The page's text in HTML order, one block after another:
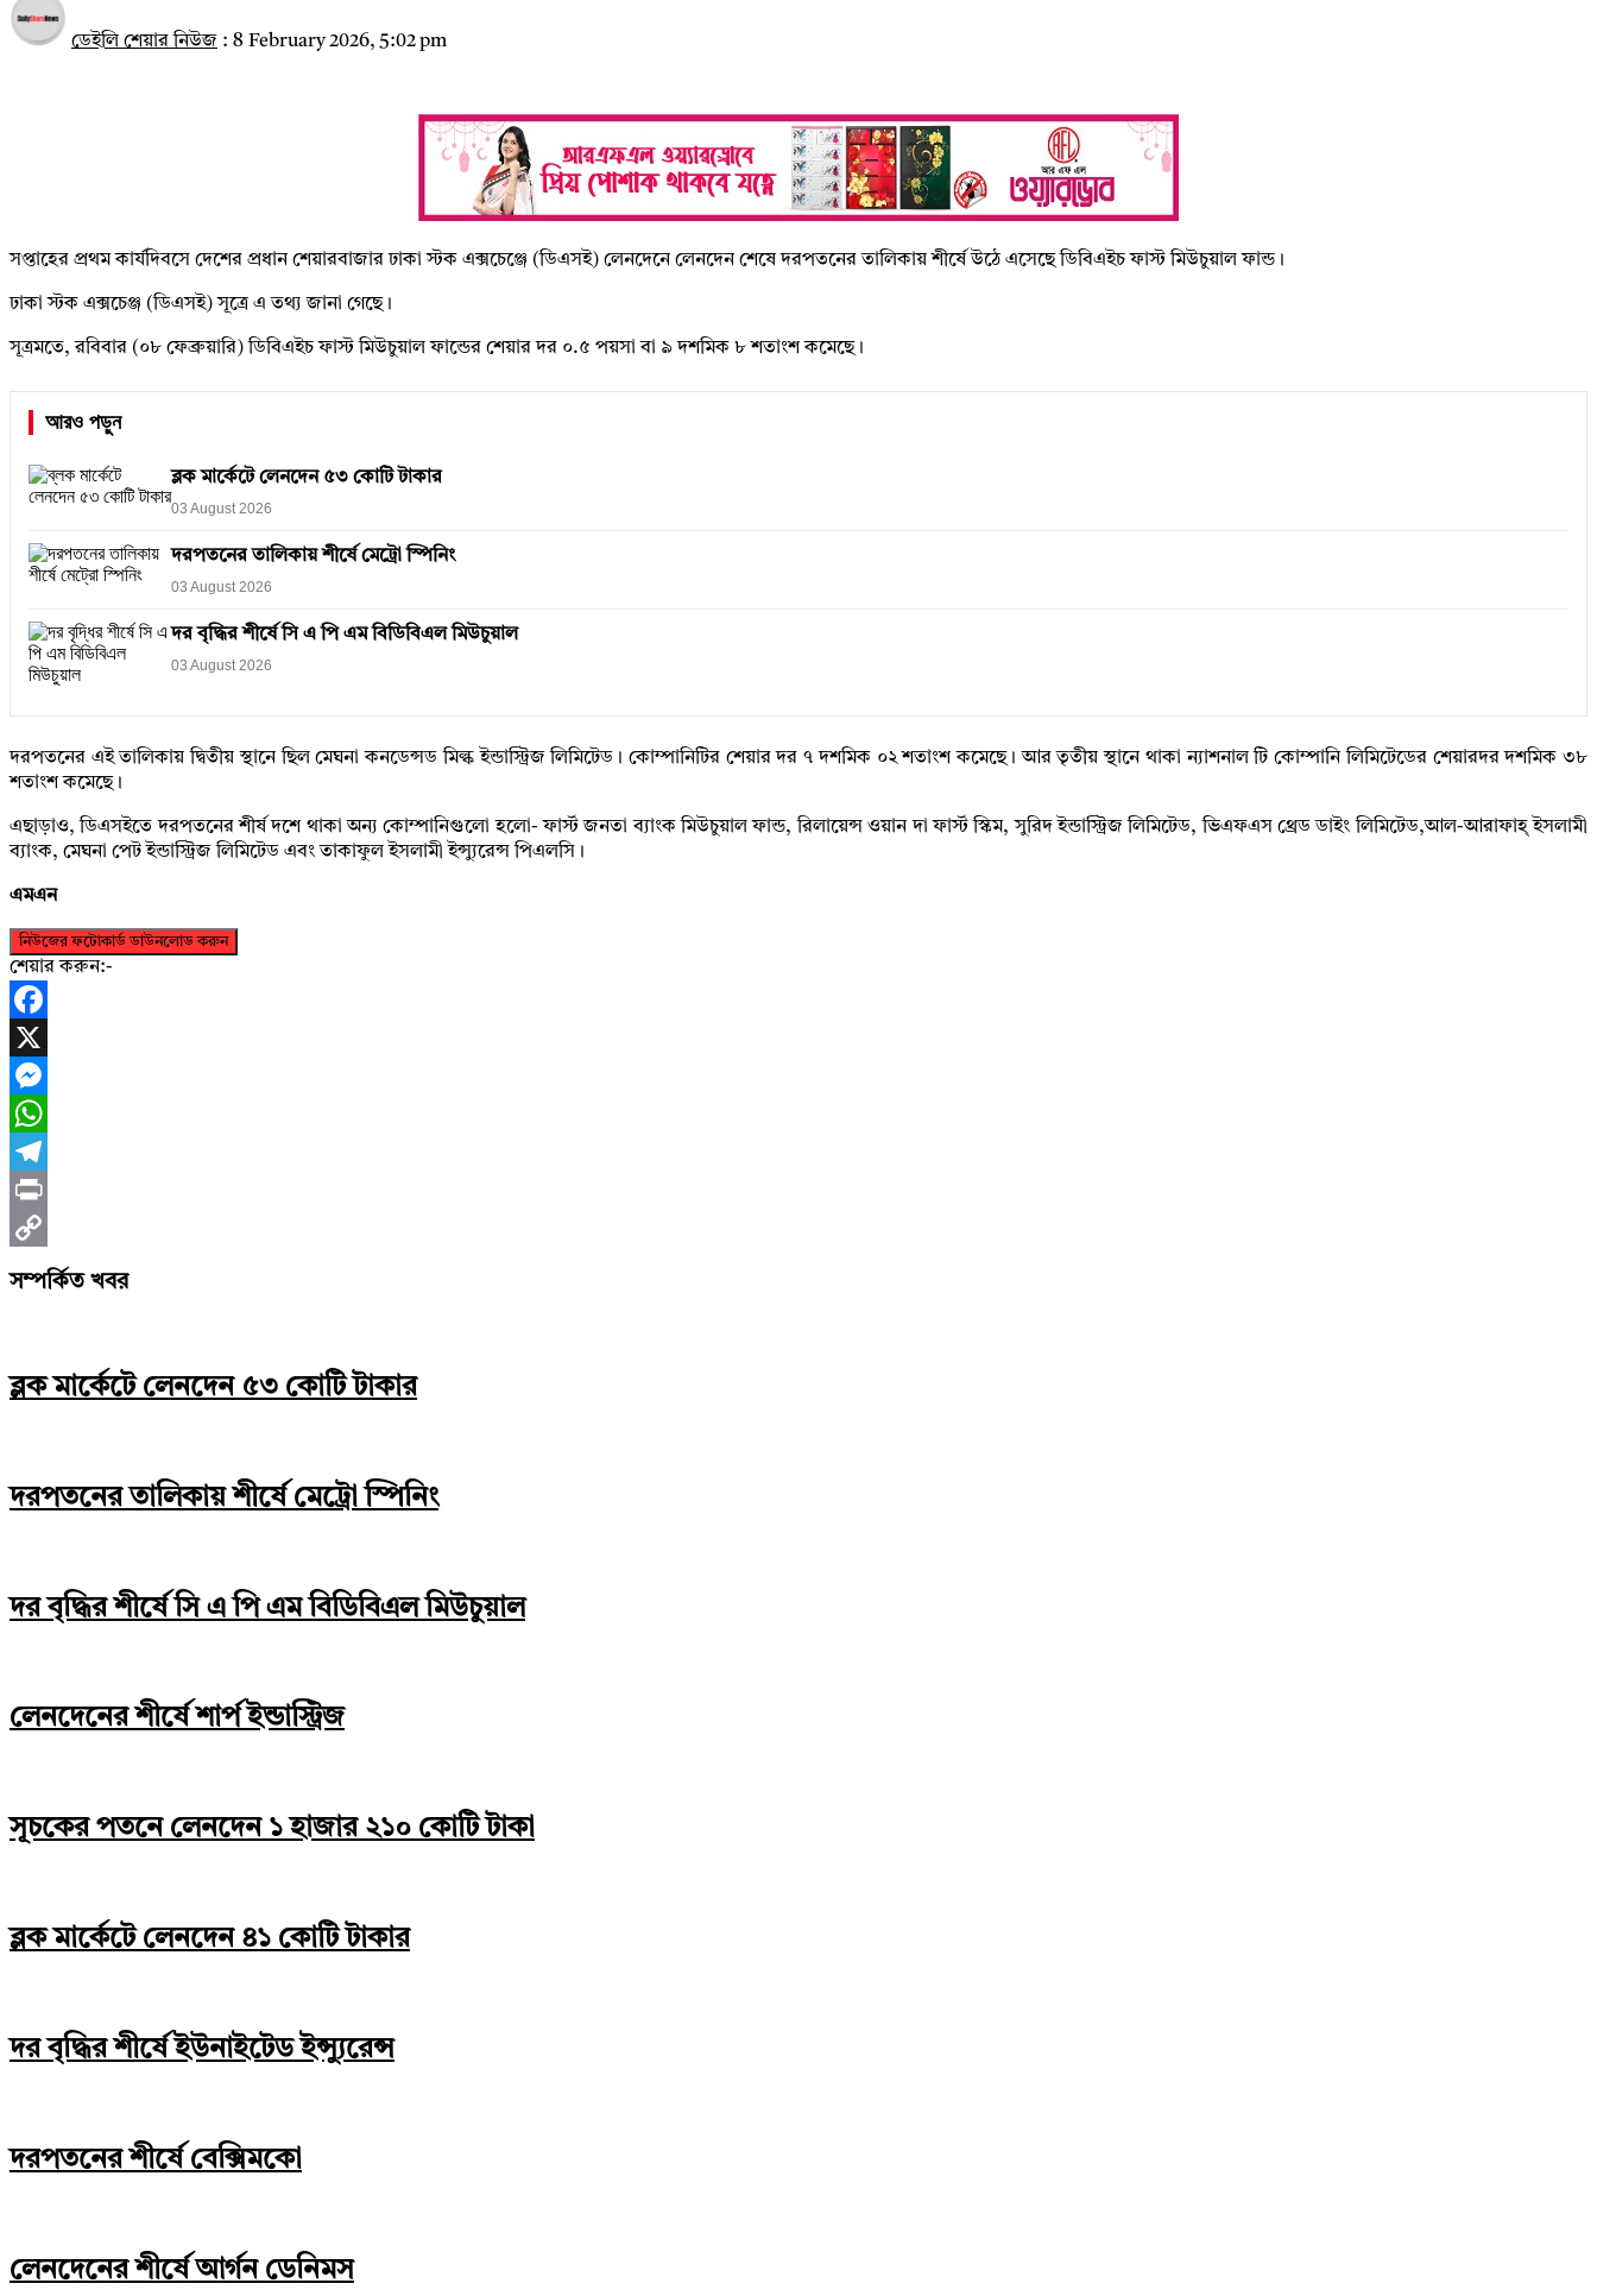
ডেইলি শেয়ার নিউজ : 8 February 2026, 5:02 pm
সপ্তাহের প্রথম কার্যদিবসে দেশের প্রধান শেয়ারবাজার ঢাকা স্টক এক্সচেঞ্জে (ডিএসই) লেনদেনে লেনদেন শেষে দরপতনের তালিকায় শীর্ষে উঠে এসেছে ডিবিএইচ ফাস্ট মিউচুয়াল ফান্ড।
ঢাকা স্টক এক্সচেঞ্জ (ডিএসই) সূত্রে এ তথ্য জানা গেছে।
সূত্রমতে, রবিবার (০৮ ফেব্রুয়ারি) ডিবিএইচ ফাস্ট মিউচুয়াল ফান্ডের শেয়ার দর ০.৫ পয়সা বা ৯ দশমিক ৮ শতাংশ কমেছে।
আরও পড়ুন
ব্লক মার্কেটে লেনদেন ৫৩ কোটি টাকার
03 August 2026
দরপতনের তালিকায় শীর্ষে মেট্রো স্পিনিং
03 August 2026
দর বৃদ্ধির শীর্ষে সি এ পি এম বিডিবিএল মিউচুয়াল
03 August 2026
দরপতনের এই তালিকায় দ্বিতীয় স্থানে ছিল মেঘনা কনডেন্সড মিল্ক ইন্ডাস্ট্রিজ লিমিটেড। কোম্পানিটির শেয়ার দর ৭ দশমিক ০২ শতাংশ কমেছে। আর তৃতীয় স্থানে থাকা ন্যাশনাল টি কোম্পানি লিমিটেডের শেয়ারদর দশমিক ৩৮
শতাংশ কমেছে।
এছাড়াও, ডিএসইতে দরপতনের শীর্ষ দশে থাকা অন্য কোম্পানিগুলো হলো- ফার্স্ট জনতা ব্যাংক মিউচুয়াল ফান্ড, রিলায়েন্স ওয়ান দা ফার্স্ট স্কিম, সুরিদ ইন্ডাস্ট্রিজ লিমিটেড, ভিএফএস থ্রেড ডাইং লিমিটেড,আল-আরাফাহ্‌ ইসলামী
ব্যাংক, মেঘনা পেট ইন্ডাস্ট্রিজ লিমিটেড এবং তাকাফুল ইসলামী ইন্স্যুরেন্স পিএলসি।
এমএন
নিউজের ফটোকার্ড ডাউনলোড করুন
শেয়ার করুন:-
Facebook
X
Messenger
WhatsApp
Telegram
Print
Copy
সম্পর্কিত খবর
ব্লক মার্কেটে লেনদেন ৫৩ কোটি টাকার
দরপতনের তালিকায় শীর্ষে মেট্রো স্পিনিং
দর বৃদ্ধির শীর্ষে সি এ পি এম বিডিবিএল মিউচুয়াল
লেনদেনের শীর্ষে শার্প ইন্ডাস্ট্রিজ
সূচকের পতনে লেনদেন ১ হাজার ২১০ কোটি টাকা
ব্লক মার্কেটে লেনদেন ৪১ কোটি টাকার
দর বৃদ্ধির শীর্ষে ইউনাইটেড ইন্স্যুরেন্স
দরপতনের শীর্ষে বেক্সিমকো
লেনদেনের শীর্ষে আর্গন ডেনিমস